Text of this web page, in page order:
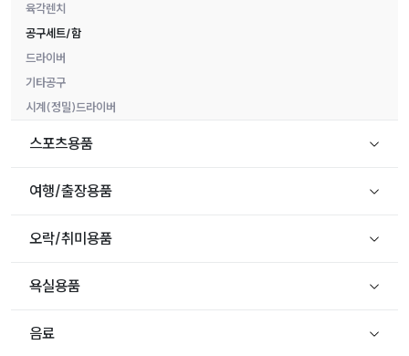
육각렌치
공구세트/함
드라이버
기타공구
시계(정밀)드라이버
스포츠용품
여행/출장용품
오락/취미용품
욕실용품
음료